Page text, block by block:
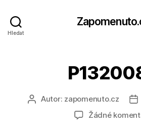
Hledat
AutorAutor: zapomenuto.cz
Žádné